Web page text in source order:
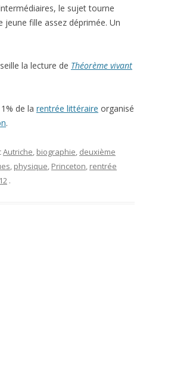
le sujet tourne
jeune fille assez déprimée. Un
la lecture de Théorème vivant
de la rentrée littéraire organisé
.
Autriche, biographie, deuxième
, physique, Princeton, rentrée
.